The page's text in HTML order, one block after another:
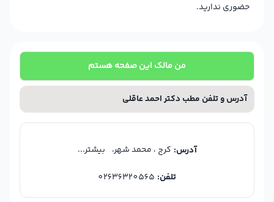
حضوری ندارید.
من مالک این صفحه هستم
آدرس و تلفن مطب دکتر احمد عاقلی
آدرس: کرج ، محمد شهر، بیشتر...
تلفن: 02636320565